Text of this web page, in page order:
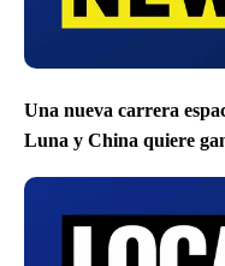
Una nueva carrera
Luna y China quiere